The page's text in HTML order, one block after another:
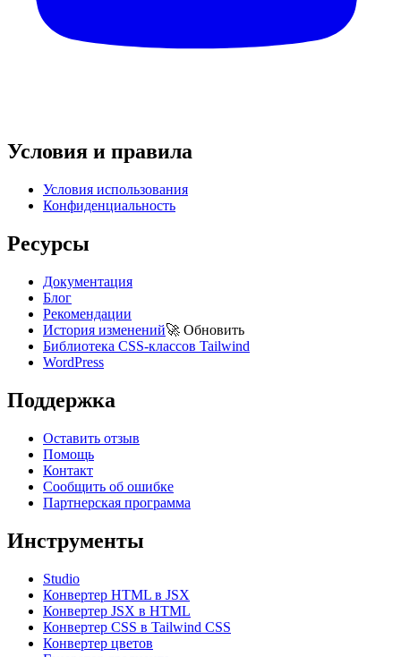
Условия и правила
Условия использования
Конфиденциальность
Ресурсы
Документация
Блог
Рекомендации
История изменений🚀 Обновить
Библиотека CSS-классов Tailwind
WordPress
Поддержка
Оставить отзыв
Помощь
Контакт
Сообщить об ошибке
Партнерская программа
Инструменты
Studio
Конвертер HTML в JSX
Конвертер JSX в HTML
Конвертер CSS в Tailwind CSS
Конвертер цветов